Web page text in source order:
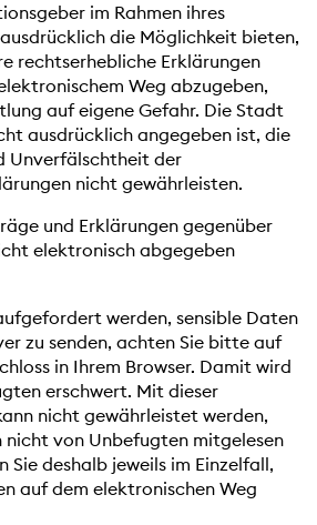
im Rahmen ihres
die Möglichkeit bieten,
rechtserhebliche Erklärungen
Weg abzugeben,
auf eigene Gefahr. Die Stadt
ausdrücklich angegeben ist, die
Unverfälschtheit der
nicht gewährleisten.
und Erklärungen gegenüber
elektronisch abgegeben
werden, sensible Daten
zu senden, achten Sie bitte auf
in Ihrem Browser. Damit wird
erschwert. Mit dieser
nicht gewährleistet werden,
nicht von Unbefugten mitgelesen
Sie deshalb jeweils im Einzelfall,
auf dem elektronischen Weg